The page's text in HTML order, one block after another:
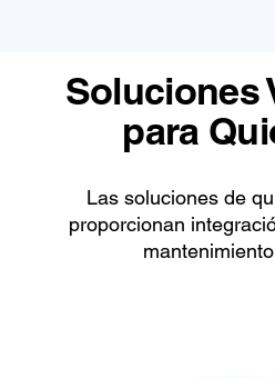
Soluciones
para
Las soluciones de
proporcionan